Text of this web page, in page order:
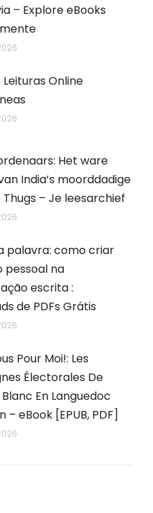
– Explore eBooks
Leituras Online
Het ware
India’s moorddadige
– Je leesarchief
palavra: como criar
pessoal na
escrita :
de PDFs Grátis
Pour Moi!: Les
Électorales De
En Languedoc
– eBook [EPUB, PDF]